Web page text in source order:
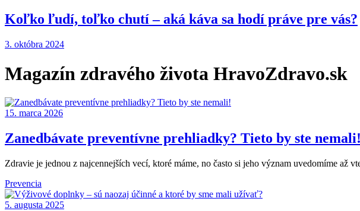
Koľko ľudí, toľko chutí – aká káva sa hodí práve pre vás?
3. októbra 2024
Magazín zdravého života HravoZdravo.sk
15. marca 2026
Zanedbávate preventívne prehliadky? Tieto by ste nemali!
Zdravie je jednou z najcennejších vecí, ktoré máme, no často si jeho význam uvedomíme
Prevencia
5. augusta 2025